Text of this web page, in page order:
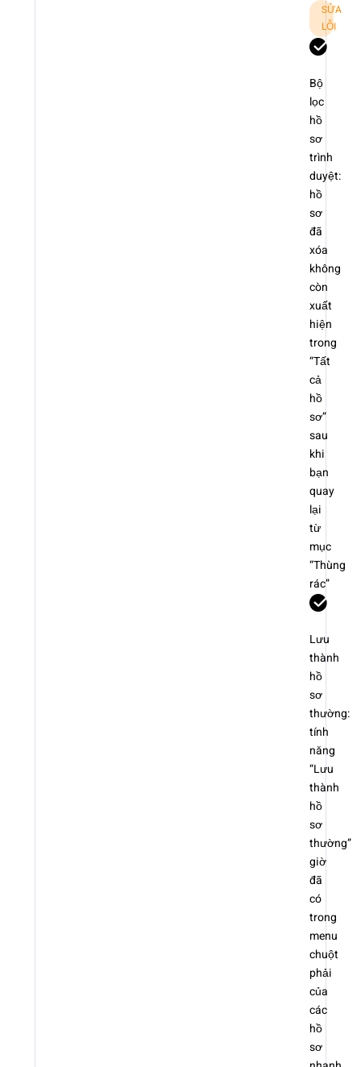
SỬA
LỖI
Bộ
lọc
hồ
sơ
trình
duyệt:
hồ
sơ
đã
xóa
không
còn
xuất
hiện
trong
“Tất
cả
hồ
sơ”
sau
khi
bạn
quay
lại
từ
mục
“Thùng
rác”
Lưu
thành
hồ
sơ
thường:
tính
năng
“Lưu
thành
hồ
sơ
thường”
giờ
đã
có
trong
menu
chuột
phải
của
các
hồ
sơ